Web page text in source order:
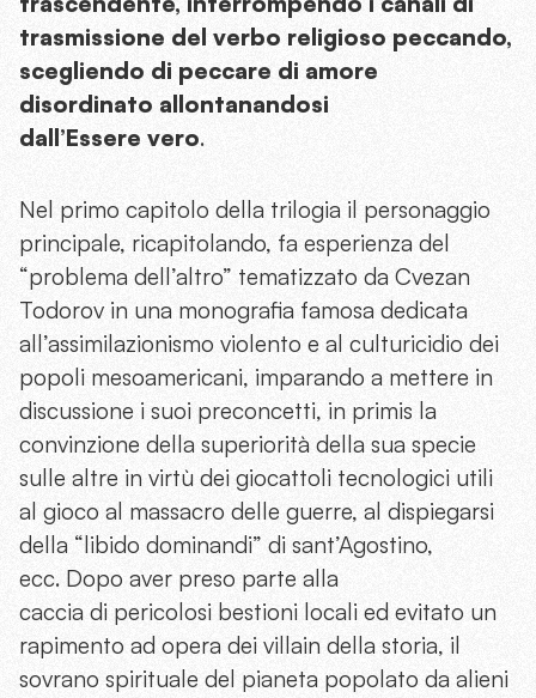
trasmissione del verbo religioso peccando,
scegliendo di peccare di amore
disordinato allontanandosi
dall’Essere vero.
Nel primo capitolo della trilogia il personaggio
principale, ricapitolando, fa esperienza del
“problema dell’altro” tematizzato da Cvezan
Todorov in una monografia famosa dedicata
all’assimilazionismo violento e al culturicidio dei
popoli mesoamericani, imparando a mettere in
discussione i suoi preconcetti, in primis la
convinzione della superiorità della sua specie
sulle altre in virtù dei giocattoli tecnologici utili
al gioco al massacro delle guerre, al dispiegarsi
della “libido dominandi” di sant’Agostino,
ecc. Dopo aver preso parte alla
caccia di pericolosi bestioni locali ed evitato un
rapimento ad opera dei villain della storia, il
sovrano spirituale del pianeta popolato da alieni